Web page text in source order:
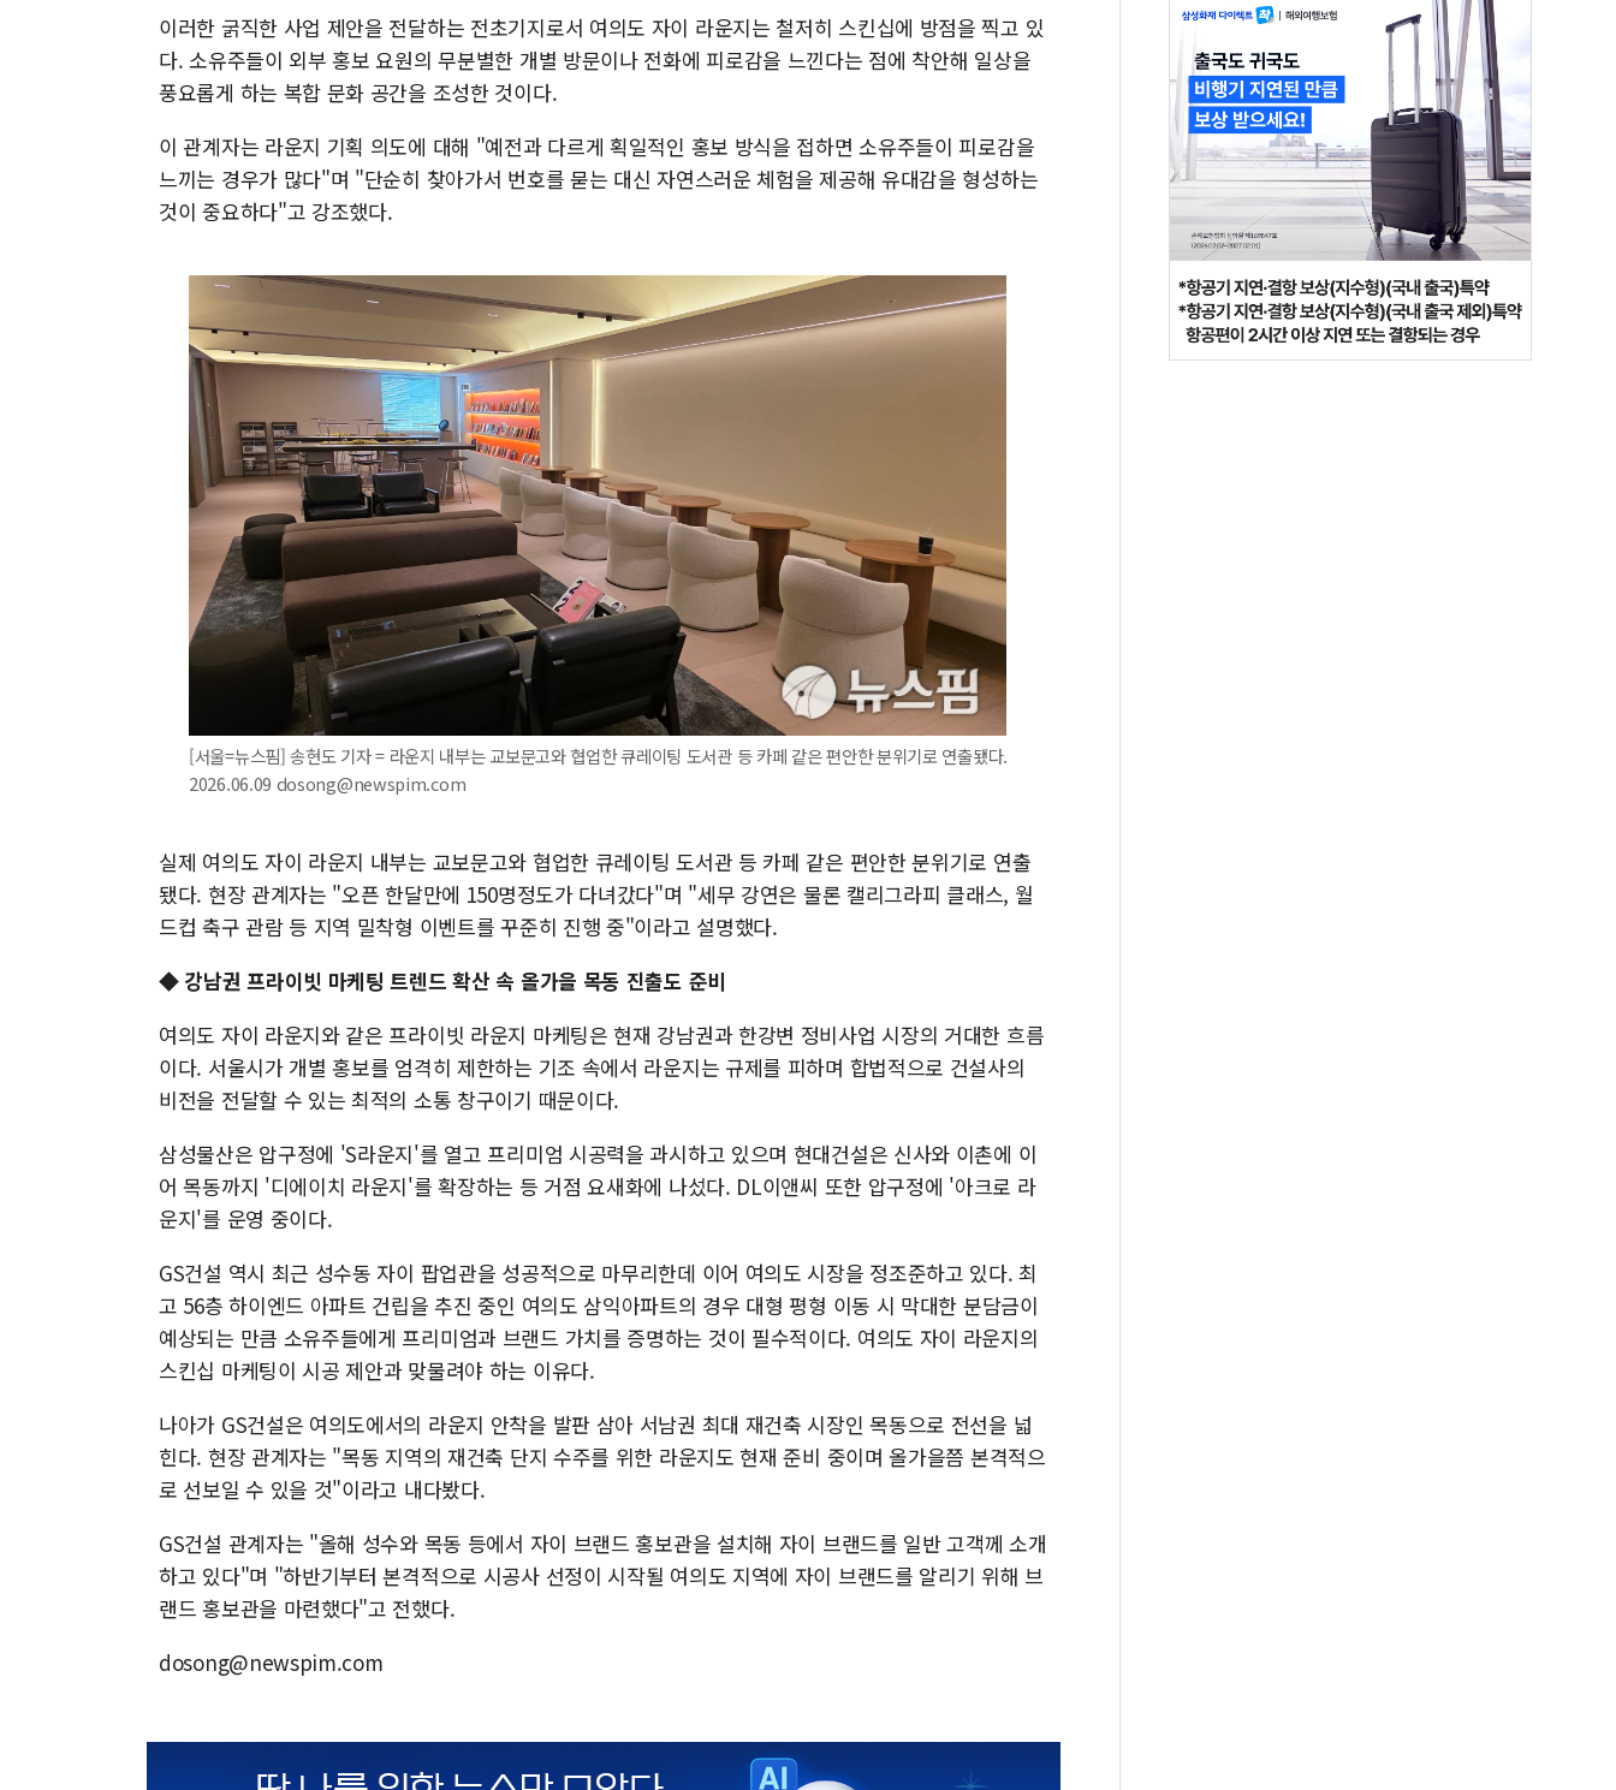
이러한 굵직한 사업 제안을 전달하는 전초기지로서 여의도 자이 라운지는 철저히 스킨십에 방점을 찍고 있
다. 소유주들이 외부 홍보 요원의 무분별한 개별 방문이나 전화에 피로감을 느낀다는 점에 착안해 일상을
풍요롭게 하는 복합 문화 공간을 조성한 것이다.
이 관계자는 라운지 기획 의도에 대해 "예전과 다르게 획일적인 홍보 방식을 접하면 소유주들이 피로감을
느끼는 경우가 많다"며 "단순히 찾아가서 번호를 묻는 대신 자연스러운 체험을 제공해 유대감을 형성하는
것이 중요하다"고 강조했다.
[서울=뉴스핌] 송현도 기자 = 라운지 내부는 교보문고와 협업한 큐레이팅 도서관 등 카페 같은 편안한 분위기로 연출됐다.
2026.06.09 dosong@newspim.com
실제 여의도 자이 라운지 내부는 교보문고와 협업한 큐레이팅 도서관 등 카페 같은 편안한 분위기로 연출
됐다. 현장 관계자는 "오픈 한달만에 150명정도가 다녀갔다"며 "세무 강연은 물론 캘리그라피 클래스, 월
드컵 축구 관람 등 지역 밀착형 이벤트를 꾸준히 진행 중"이라고 설명했다.
◆ 강남권 프라이빗 마케팅 트렌드 확산 속 올가을 목동 진출도 준비
여의도 자이 라운지와 같은 프라이빗 라운지 마케팅은 현재 강남권과 한강변 정비사업 시장의 거대한 흐름
이다. 서울시가 개별 홍보를 엄격히 제한하는 기조 속에서 라운지는 규제를 피하며 합법적으로 건설사의
비전을 전달할 수 있는 최적의 소통 창구이기 때문이다.
삼성물산은 압구정에 'S라운지'를 열고 프리미엄 시공력을 과시하고 있으며 현대건설은 신사와 이촌에 이
어 목동까지 '디에이치 라운지'를 확장하는 등 거점 요새화에 나섰다. DL이앤씨 또한 압구정에 '아크로 라
운지'를 운영 중이다.
GS건설 역시 최근 성수동 자이 팝업관을 성공적으로 마무리한데 이어 여의도 시장을 정조준하고 있다. 최
고 56층 하이엔드 아파트 건립을 추진 중인 여의도 삼익아파트의 경우 대형 평형 이동 시 막대한 분담금이
예상되는 만큼 소유주들에게 프리미엄과 브랜드 가치를 증명하는 것이 필수적이다. 여의도 자이 라운지의
스킨십 마케팅이 시공 제안과 맞물려야 하는 이유다.
나아가 GS건설은 여의도에서의 라운지 안착을 발판 삼아 서남권 최대 재건축 시장인 목동으로 전선을 넓
힌다. 현장 관계자는 "목동 지역의 재건축 단지 수주를 위한 라운지도 현재 준비 중이며 올가을쯤 본격적으
로 선보일 수 있을 것"이라고 내다봤다.
GS건설 관계자는 "올해 성수와 목동 등에서 자이 브랜드 홍보관을 설치해 자이 브랜드를 일반 고객께 소개
하고 있다"며 "하반기부터 본격적으로 시공사 선정이 시작될 여의도 지역에 자이 브랜드를 알리기 위해 브
랜드 홍보관을 마련했다"고 전했다.
dosong@newspim.com